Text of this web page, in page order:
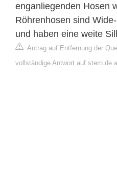
enganliegenden Hosen
Röhrenhosen sind
und haben eine weite
Antrag auf Entfernung der
vollständige Antwort auf stern.de